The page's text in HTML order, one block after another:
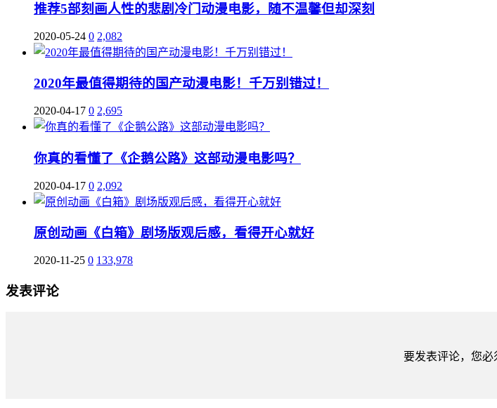
推荐5部刻画人性的悲剧冷门动漫电影，随不温馨但却深刻
2020-05-24 0 2,082
2020年最值得期待的国产动漫电影！千万别错过！
2020-04-17 0 2,695
你真的看懂了《企鹅公路》这部动漫电影吗？
2020-04-17 0 2,092
原创动画《白箱》剧场版观后感，看得开心就好
2020-11-25 0 133,978
发表评论
要发表评论，您必